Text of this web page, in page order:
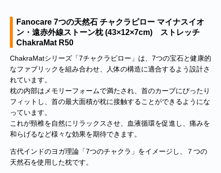
Fanocare 7つの天然石 チャクラピロー マイナスイオ
ン・遠赤外線ストーン枕 (43×12×7cm) ストレッチ
ChakraMat R50
ChakraMatシリーズ「7チャクラピロー」は、7つの宝石と健康的
なファブリックを組み合わせ、人体の構造に適合するよう設計さ
れています。
枕の内部はメモリーフォームで満たされ、首のカーブにぴったり
フィットし、首の最大面積が枕に接触することができるようにな
っています。
これが頸椎を自然にリラックスさせ、血液循環を促進し、痛みを
和らげるなど様々な効果を期待できます。
古代インドのヨガ理論「7つのチャクラ」をイメージし、７つの
天然石を使用した枕です。